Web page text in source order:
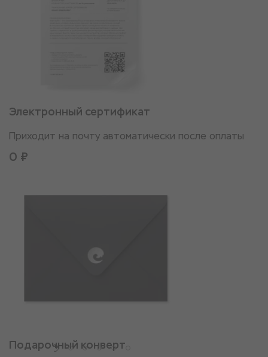
Электронный сертификат
Приходит на почту автоматически после оплаты
0 ₽
Подарочный конверт